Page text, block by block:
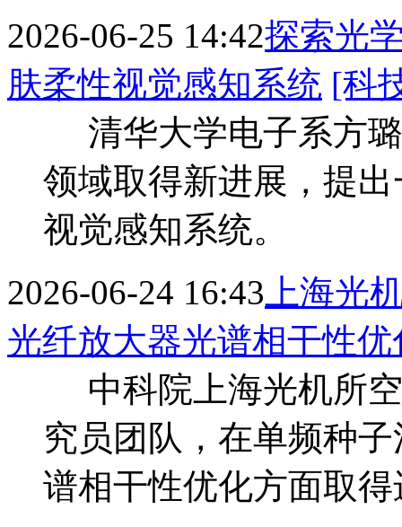
2026-06-25 14:42探索光
肤柔性视觉感知系统 [科
清华大学电子系方
领域取得新进展，提
视觉感知系统。
2026-06-24 16:43 上海光
光纤放大器光谱相干性
中科院上海光机所
究员团队，在单频种
谱相干性优化方面取